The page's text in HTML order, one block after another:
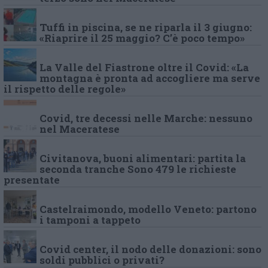
Tuffi in piscina, se ne riparla il 3 giugno:
«Riaprire il 25 maggio? C’è poco tempo»
La Valle del Fiastrone oltre il Covid: «La
montagna è pronta ad accogliere ma serve
il rispetto delle regole»
Covid, tre decessi nelle Marche: nessuno
nel Maceratese
Civitanova, buoni alimentari: partita la
seconda tranche Sono 479 le richieste
presentate
Castelraimondo, modello Veneto: partono
i tamponi a tappeto
Covid center, il nodo delle donazioni: sono
soldi pubblici o privati?